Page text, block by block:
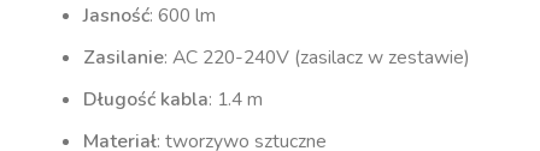
Jasność: 600 lm
Zasilanie: AC 220-240V (zasilacz w zestawie)
Długość kabla: 1.4 m
Materiał: tworzywo sztuczne